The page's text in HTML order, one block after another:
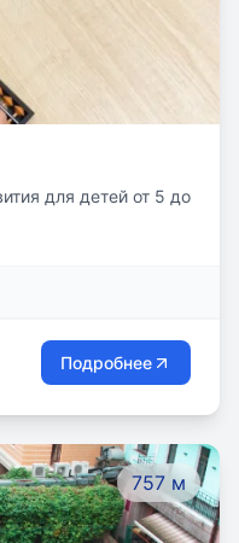
для детей от 5 до
Подробнее
757 м